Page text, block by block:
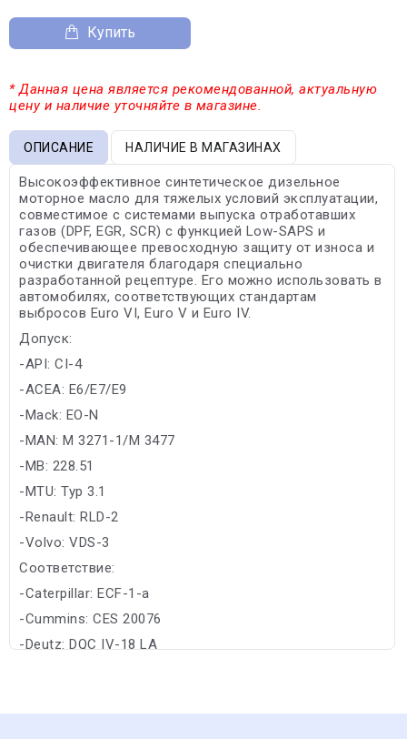
Купить
* Данная цена является рекомендованной, актуальную
цену и наличие уточняйте в магазине.
ОПИСАНИЕ НАЛИЧИЕ В МАГАЗИНАХ
Высокоэффективное синтетическое дизельное
моторное масло для тяжелых условий эксплуатации,
совместимое с системами выпуска отработавших
газов (DPF, EGR, SCR) с функцией Low-SAPS и
обеспечивающее превосходную защиту от износа и
очистки двигателя благодаря специально
разработанной рецептуре. Его можно использовать в
автомобилях, соответствующих стандартам
выбросов Euro VI, Euro V и Euro IV.
Допуск:
-API: CI-4
-ACEA: E6/E7/E9
-Mack: EO-N
-MAN: M 3271-1/M 3477
-MB: 228.51
-MTU: Typ 3.1
-Renault: RLD-2
-Volvo: VDS-3
Соответствие:
-Caterpillar: ECF-1-a
-Cummins: CES 20076
-Deutz: DQC IV-18 LA